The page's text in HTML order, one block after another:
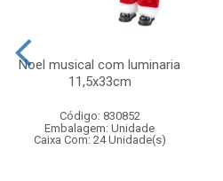
Noel musical com luminaria
11,5x33cm
Código: 830852
Embalagem: Unidade
Caixa Com: 24 Unidade(s)